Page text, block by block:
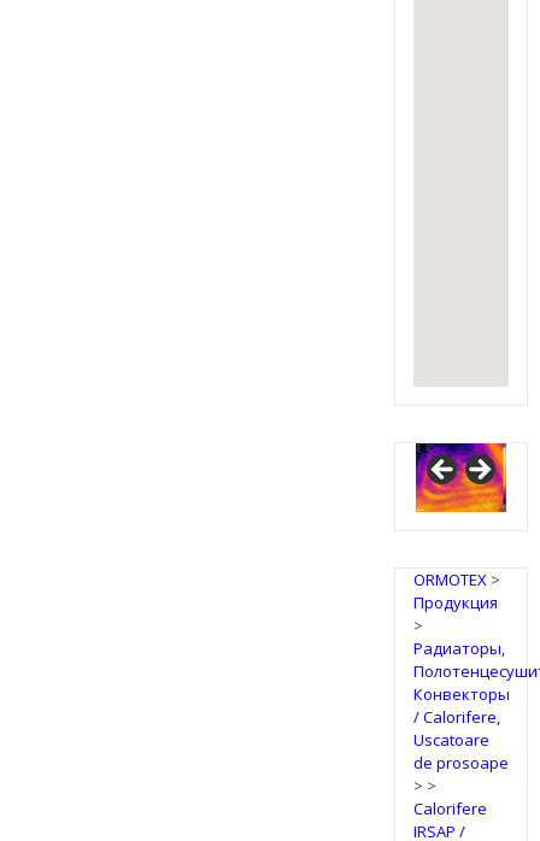
ORMOTEX>
Продукция
>
Радиаторы,
Конвекторы
/ Calorifere,
Uscatoare
de prosoape
> >
Calorifere
IRSAP /